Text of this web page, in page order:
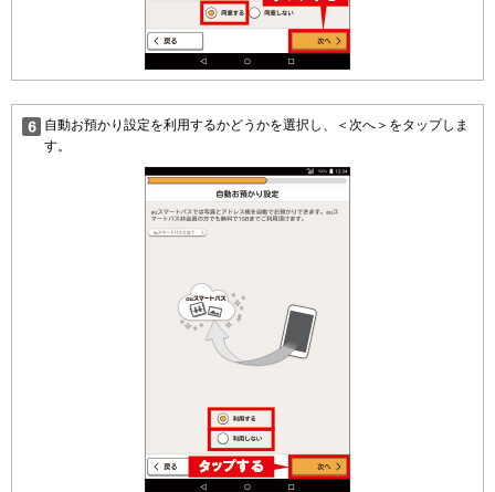
自動お預かり設定を利用するかどうかを選択し、＜次へ＞をタップしま
す。